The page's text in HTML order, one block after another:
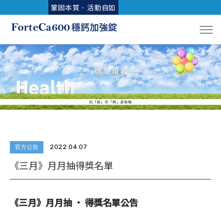
鞏固本質．活動自如
官方公告 2022.04.07
《三月》月月抽得獎名單
《三月》月月抽 • 得獎名單公告